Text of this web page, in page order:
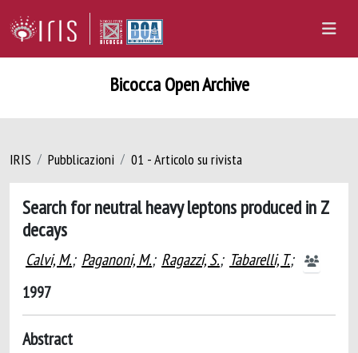
Bicocca Open Archive
IRIS Pubblicazioni 01 - Articolo su rivista
Search for neutral heavy leptons produced in Z
decays
Calvi, M.; Paganoni, M.; Ragazzi, S.; Tabarelli, T.;
1997
Abstract